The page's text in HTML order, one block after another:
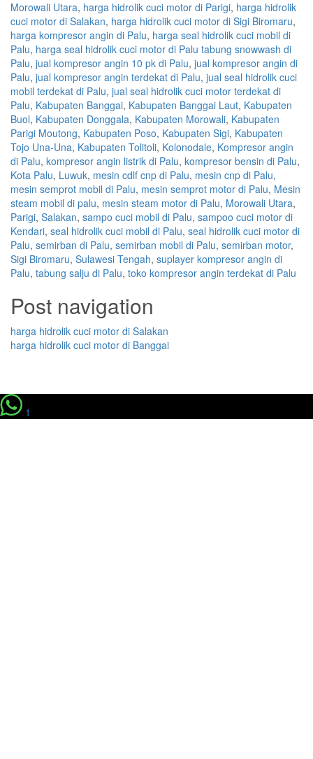
Morowali Utara, harga hidrolik cuci motor di Parigi, harga hidrolik
cuci motor di Salakan, harga hidrolik cuci motor di Sigi Biromaru,
harga kompresor angin di Palu, harga seal hidrolik cuci mobil di
Palu, harga seal hidrolik cuci motor di Palu tabung snowwash di
Palu, jual kompresor angin 10 pk di Palu, jual kompresor angin di
Palu, jual kompresor angin terdekat di Palu, jual seal hidrolik cuci
mobil terdekat di Palu, jual seal hidrolik cuci motor terdekat di
Palu, Kabupaten Banggai, Kabupaten Banggai Laut, Kabupaten
Buol, Kabupaten Donggala, Kabupaten Morowali, Kabupaten
Parigi Moutong, Kabupaten Poso, Kabupaten Sigi, Kabupaten
Tojo Una-Una, Kabupaten Tolitoli, Kolonodale, Kompresor angin
di Palu, kompresor angin listrik di Palu, kompresor bensin di Palu,
Kota Palu, Luwuk, mesin cdlf cnp di Palu, mesin cnp di Palu,
mesin semprot mobil di Palu, mesin semprot motor di Palu, Mesin
steam mobil di palu, mesin steam motor di Palu, Morowali Utara,
Parigi, Salakan, sampo cuci mobil di Palu, sampoo cuci motor di
Kendari, seal hidrolik cuci mobil di Palu, seal hidrolik cuci motor di
Palu, semirban di Palu, semirban mobil di Palu, semirban motor,
Sigi Biromaru, Sulawesi Tengah, suplayer kompresor angin di
Palu, tabung salju di Palu, toko kompresor angin terdekat di Palu
Post navigation
harga hidrolik cuci motor di Salakan
harga hidrolik cuci motor di Banggai
1